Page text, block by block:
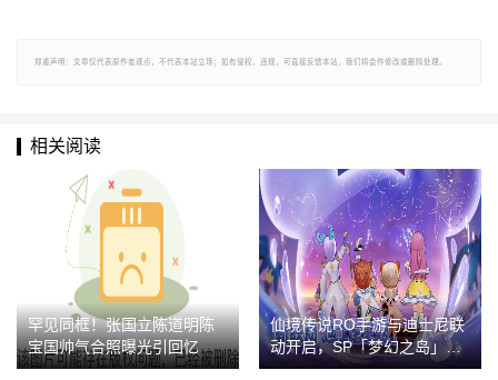
郑重声明：文章仅代表原作者观点，不代表本站立场；如有侵权、违规，可直接反馈本站，我们将会作修改或删除处理。
相关阅读
罕见同框！张国立陈道明陈
宝国帅气合照曝光引回忆
仙境传说RO手游与迪士尼联
动开启，SP「梦幻之岛」同
步上线！